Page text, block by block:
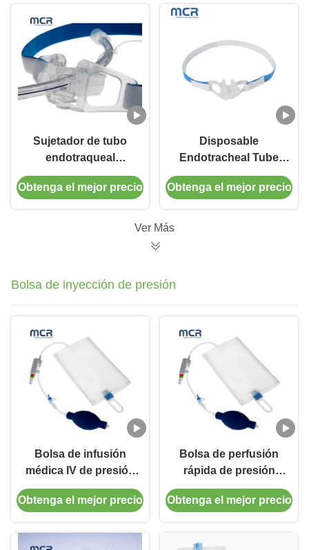
Sujetador de tubo
endotraqueal
desechable sin látex
con bloque de
Obtenga el mejor precio
Disposable
Endotracheal Tube
Holder For ETT size
3.0-10.0
Obtenga el mejor precio
Ver Más
Bolsa de inyección de presión
Bolsa de infusión
médica IV de presión
Estructura PU gruesa
para una gestión
Obtenga el mejor precio
Bolsa de perfusión
rápida de presión
transparente 500 ml
1000 ml
Obtenga el mejor precio